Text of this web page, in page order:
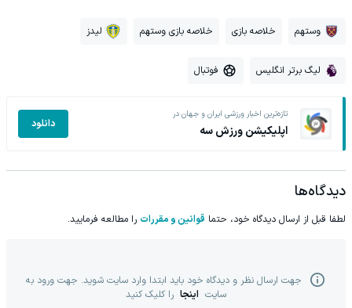
وستهم خلاصه بازی خلاصه بازی وستهم لیدز
لیگ برتر انگلیس فوتبال
تازه‌ترین اخبار ورزشی ایران و جهان در
اپلیکیشن ورزش سه دانلود
دیدگاه‌ها
لطفا قبل از ارسال دیدگاه خود، حتما قوانین و مقررات را مطالعه فرمایید.
جهت ارسال نظر و دیدگاه خود باید ابتدا وارد سایت شوید. جهت ورود به
سایت اینجا را کلیک کنید